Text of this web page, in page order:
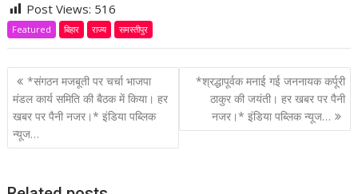
Post Views: 516
Featured बिहार राज्य समस्तीपुर
P
o
s
t
a
*संगठन मजबूती पर चर्चा भाजपा
मंडल कार्य समिति की बैठक में किया। हर
खबर पर पैनी नजर।* इंडिया पब्लिक
न्यूज…
*श्रद्धापूर्वक मनाई गई जननायक कर्पूरी
ठाकुर की जयंती। हर खबर पर पैनी
नजर।* इंडिया पब्लिक न्यूज…